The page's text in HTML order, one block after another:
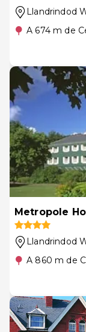
Llandrindod
A 674 m de
Metropole
Llandrindod
A 860 m de